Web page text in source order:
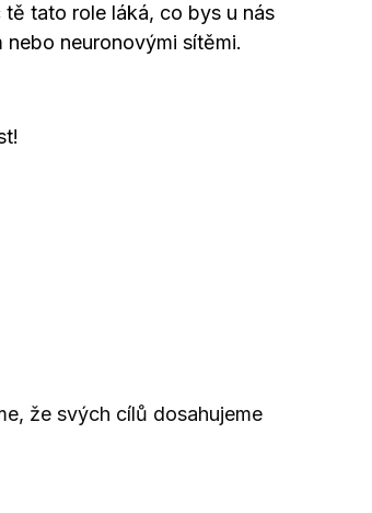
tato role láká, co bys u nás
neuronovými sítěmi.
že svých cílů dosahujeme